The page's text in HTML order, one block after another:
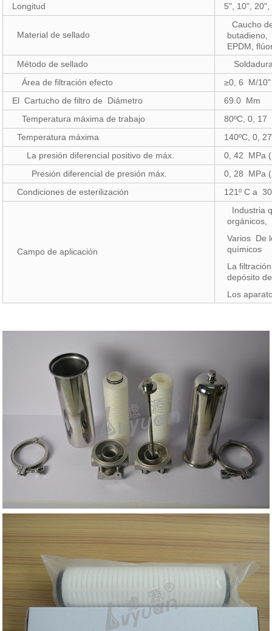
Longitud 5", 10",
Material de sellado
Caucho
butadieno,
EPDM,
Método de sellado
Área de filtración efecto
≥0, 6 M/10"
El Cartucho de filtro de Diámetro
69.0 Mm
Temperatura máxima de trabajo
80ºC, 0, 17
Temperatura máxima
140ºC, 0,
La presión diferencial positivo de máx.
0, 42 MPa
Presión diferencial de presión máx.
0, 28 MPa
Condiciones de esterilización
121º C a
Campo de aplicación
Industria
orgánicos,
Varios De
químicos
La
depósito
Los